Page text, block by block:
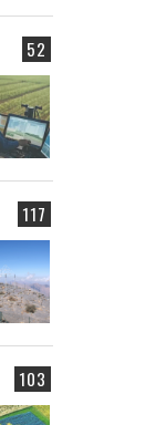
52
117
103